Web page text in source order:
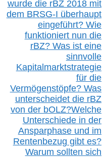
wurde die rBZ2018 mit
dem BRSG-I überhaupt
eingeführt? Wie
funktioniert nun die
rBZ? Was ist eine
sinnvolle
Kapitalmarktstrategie
für die
Vermögenstöpfe? Was
unterscheidet die rBZ
von der bOLZ?Welche
Unterschiede in der
Ansparphase und im
Rentenbezug gibt es?
Warum sollten sich